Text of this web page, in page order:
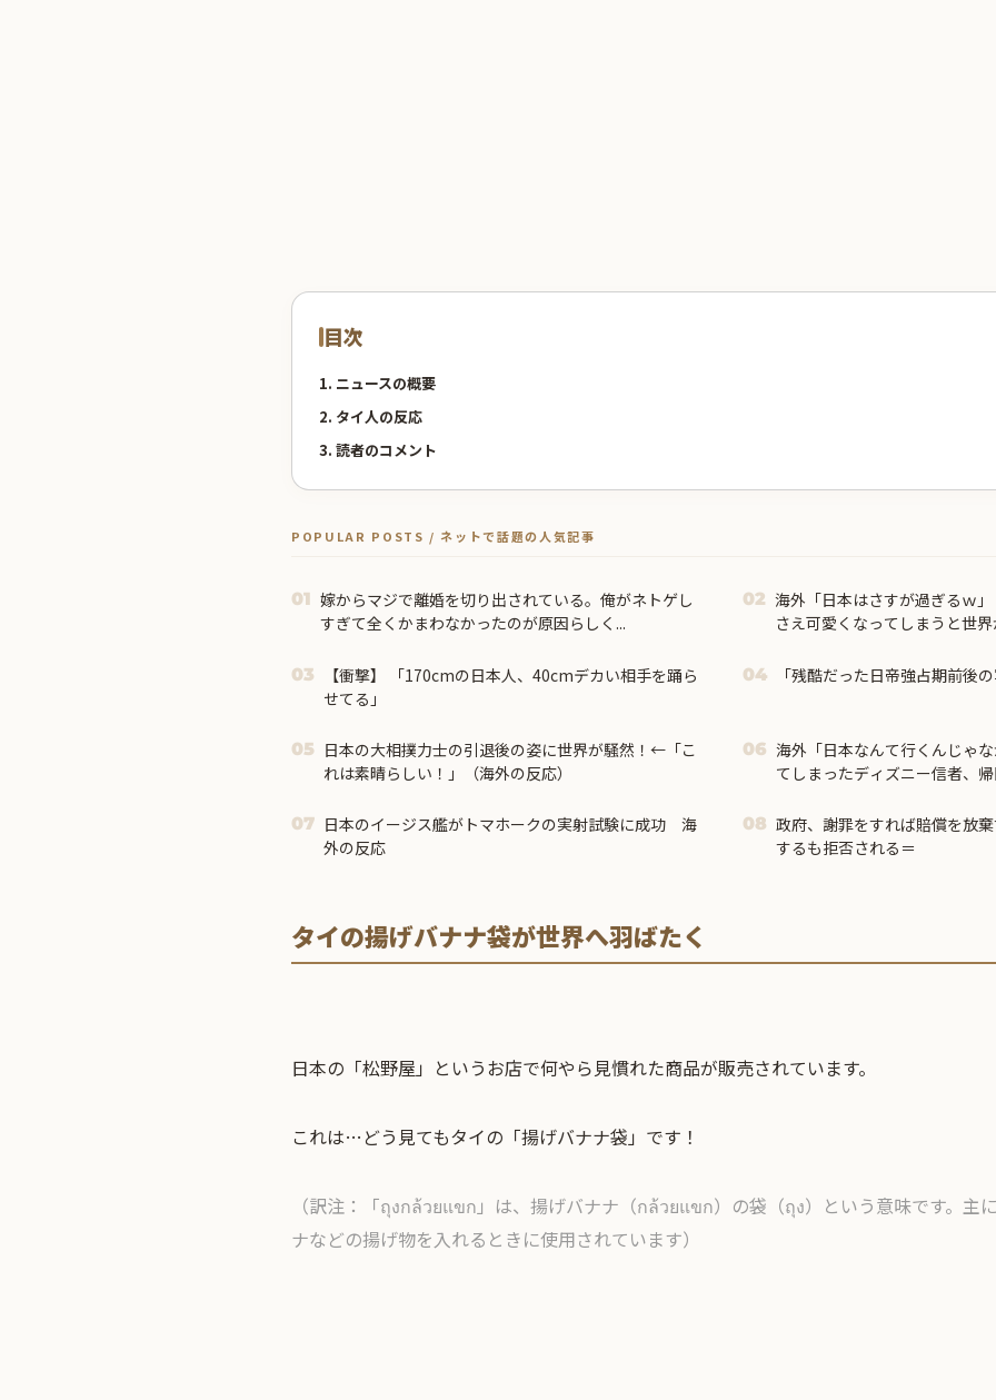
目次
1. ニュースの概要
2. タイ人の反応
3. 読者のコメント
POPULAR POSTS / ネットで話題の人気記事
01 嫁からマジで離婚を切り出されている。俺がネトゲし
すぎて全くかまわなかったのが原因らしく...
02 海外「日本はさすが過ぎるｗ
さえ可愛くなってしまうと世
03
【衝撃】 「170cmの日本人、40cmデカい相手を踊ら
せてる」
04 「残酷だった日帝強占期前後
05 日本の大相撲力士の引退後の姿に世界が騒然！←「こ
れは素晴らしい！」（海外の反応）
06 海外「日本なんて行くんじゃ
てしまったディズニー信者、
07 日本のイージス艦がトマホークの実射試験に成功 海
外の反応
08 政府、謝罪をすれば賠償を放
するも拒否される＝
タイの揚げバナナ袋が世界へ羽ばたく
日本の「松野屋」というお店で何やら見慣れた商品が販売されています。
これは…どう見てもタイの「揚げバナナ袋」です！
（訳注：「ถุงกล้วยแขก」は、揚げバナナ（กล้วยแขก）の袋（ถุง）という意味です。主
ナなどの揚げ物を入れるときに使用されています）